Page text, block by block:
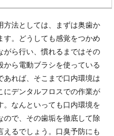
方法としては、まずは奥歯か
す。どうしても感覚をつかめ
がら行い、慣れるまではその
から電動ブラシを使っている
あれば、そこまで口内環境は
にデンタルフロスでの作業が
。なんといっても口内環境を
ので、その歯垢を徹底して除
えるでしょう。口臭予防にも